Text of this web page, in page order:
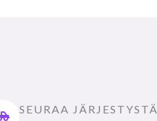
SEURAA JÄRJESTYSTÄ